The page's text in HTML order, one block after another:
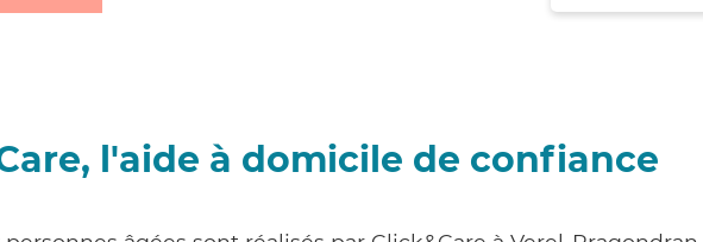
l'aide à domicile de confiance